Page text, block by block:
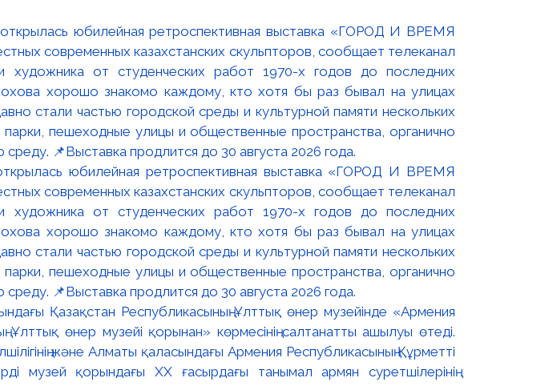
юбилейная ретроспективная выставка «ГОРОД И ВРЕМЯ
современных казахстанских скульпторов, сообщает телеканал
от студенческих работ 1970-х годов до последних
хорошо знакомо каждому, кто хотя бы раз бывал на улицах
стали частью городской среды и культурной памяти нескольких
пешеходные улицы и общественные пространства, органично
📌Выставка продлится до 30 августа 2026 года.